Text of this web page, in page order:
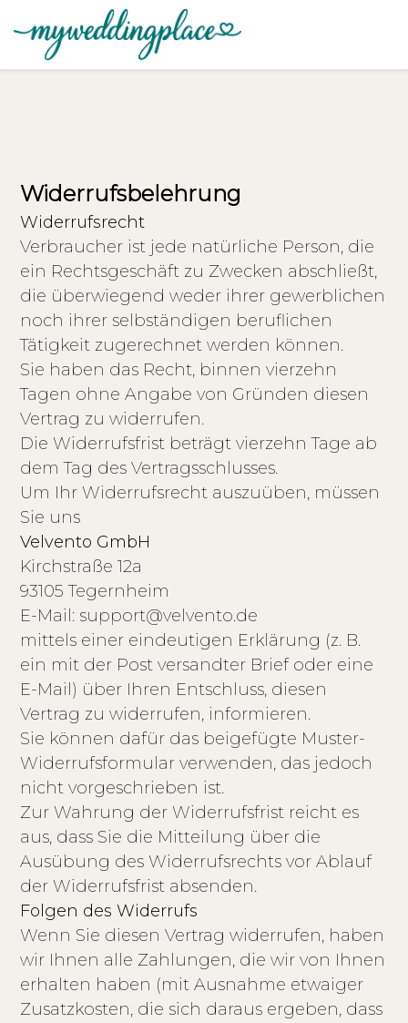
Widerrufsbelehrung
Widerrufsrecht
Verbraucher ist jede natürliche Person, die
ein Rechtsgeschäft zu Zwecken abschließt,
die überwiegend weder ihrer gewerblichen
noch ihrer selbständigen beruflichen
Tätigkeit zugerechnet werden können.
Sie haben das Recht, binnen vierzehn
Tagen ohne Angabe von Gründen diesen
Vertrag zu widerrufen.
Die Widerrufsfrist beträgt vierzehn Tage ab
dem Tag des Vertragsschlusses.
Um Ihr Widerrufsrecht auszuüben, müssen
Sie uns
Velvento GmbH
Kirchstraße 12a
93105 Tegernheim
E-Mail: support@velvento.de
mittels einer eindeutigen Erklärung (z. B.
ein mit der Post versandter Brief oder eine
E-Mail) über Ihren Entschluss, diesen
Vertrag zu widerrufen, informieren.
Sie können dafür das beigefügte Muster-
Widerrufsformular verwenden, das jedoch
nicht vorgeschrieben ist.
Zur Wahrung der Widerrufsfrist reicht es
aus, dass Sie die Mitteilung über die
Ausübung des Widerrufsrechts vor Ablauf
der Widerrufsfrist absenden.
Folgen des Widerrufs
Wenn Sie diesen Vertrag widerrufen, haben
wir Ihnen alle Zahlungen, die wir von Ihnen
erhalten haben (mit Ausnahme etwaiger
Zusatzkosten, die sich daraus ergeben, dass